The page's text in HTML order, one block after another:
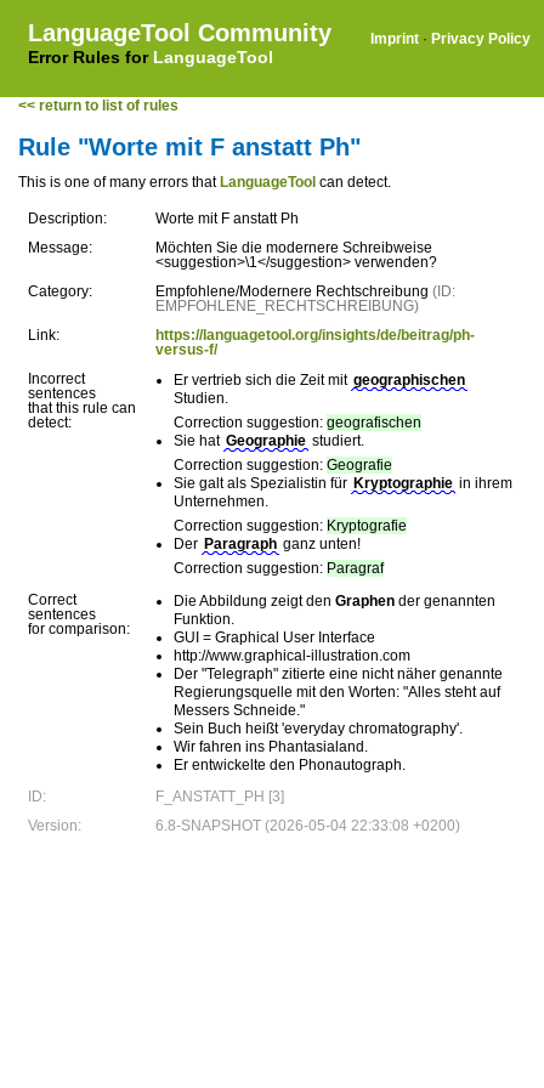
LanguageTool Community
Error Rules for LanguageTool
Imprint · Privacy Policy
<< return to list of rules
Rule "Worte mit F anstatt Ph"
This is one of many errors that LanguageTool can detect.
Description:
Worte mit F anstatt Ph
Message:
Möchten Sie die modernere Schreibweise
<suggestion>\1</suggestion> verwenden?
Category:
Empfohlene/Modernere Rechtschreibung (ID:
EMPFOHLENE_RECHTSCHREIBUNG)
Link:
https://languagetool.org/insights/de/beitrag/ph-
versus-f/
Incorrect
sentences
that this rule can
detect:
Er vertrieb sich die Zeit mit geographischen
Studien.
Correction suggestion: geografischen
Sie hat Geographie studiert.
Correction suggestion: Geografie
Sie galt als Spezialistin für Kryptographie in ihrem
Unternehmen.
Correction suggestion: Kryptografie
Der Paragraph ganz unten!
Correction suggestion: Paragraf
Correct
sentences
for comparison:
Die Abbildung zeigt den Graphen der genannten
Funktion.
GUI = Graphical User Interface
http://www.graphical-illustration.com
Der "Telegraph" zitierte eine nicht näher genannte
Regierungsquelle mit den Worten: "Alles steht auf
Messers Schneide."
Sein Buch heißt 'everyday chromatography'.
Wir fahren ins Phantasialand.
Er entwickelte den Phonautograph.
ID:
F_ANSTATT_PH [3]
Version:
6.8-SNAPSHOT (2026-05-04 22:33:08 +0200)